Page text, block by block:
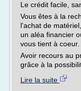
Le crédit facile,
Vous êtes à la
l'achat de
un aléa financier
vous tient à coeur.
Avoir recours au
grâce à la
Lire la suite